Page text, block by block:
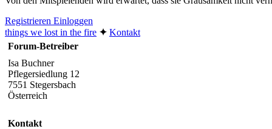
Registrieren Einloggen
things we lost in the fire ✦︎ Kontakt
Forum-Betreiber
Isa Buchner
Pflegersiedlung 12
7551 Stegersbach
Österreich
Kontakt